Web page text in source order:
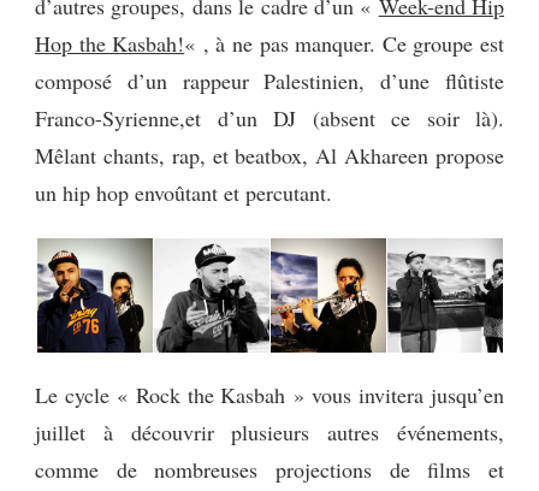
d’autres groupes, dans le cadre d’un « Week-end Hip
Hop the Kasbah!« , à ne pas manquer. Ce groupe est
composé d’un rappeur Palestinien, d’une flûtiste
Franco-Syrienne,et d’un DJ (absent ce soir là).
Mêlant chants, rap, et beatbox, Al Akhareen propose
un hip hop envoûtant et percutant.
Le cycle « Rock the Kasbah » vous invitera jusqu’en
juillet à découvrir plusieurs autres événements,
comme de nombreuses projections de films et